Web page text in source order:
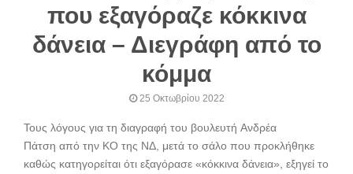
που εξαγόραζε κόκκινα
δάνεια – Διεγράφη από το
κόμμα
25 Οκτωβρίου 2022
Τους λόγους για τη διαγραφή του βουλευτή Ανδρέα
Πάτση από την ΚΟ της ΝΔ, μετά το σάλο που προκλήθηκε
καθώς κατηγορείται ότι εξαγόρασε «κόκκινα δάνεια», εξηγεί το